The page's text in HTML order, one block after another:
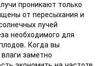
проникают только
от пересыхания и
лучей
необходимого для
Когда вы
заметно